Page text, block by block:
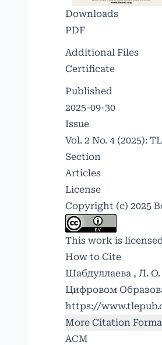
Downloads
PDF
Additional Files
Certificate
Published
2025-09-30
Issue
Vol. 2 No. 4 (2025):
Section
Articles
License
Copyright (c) 2025
This work is
How to Cite
Шабдуллаева , Л.
Цифровом
https://
More Citation
ACM